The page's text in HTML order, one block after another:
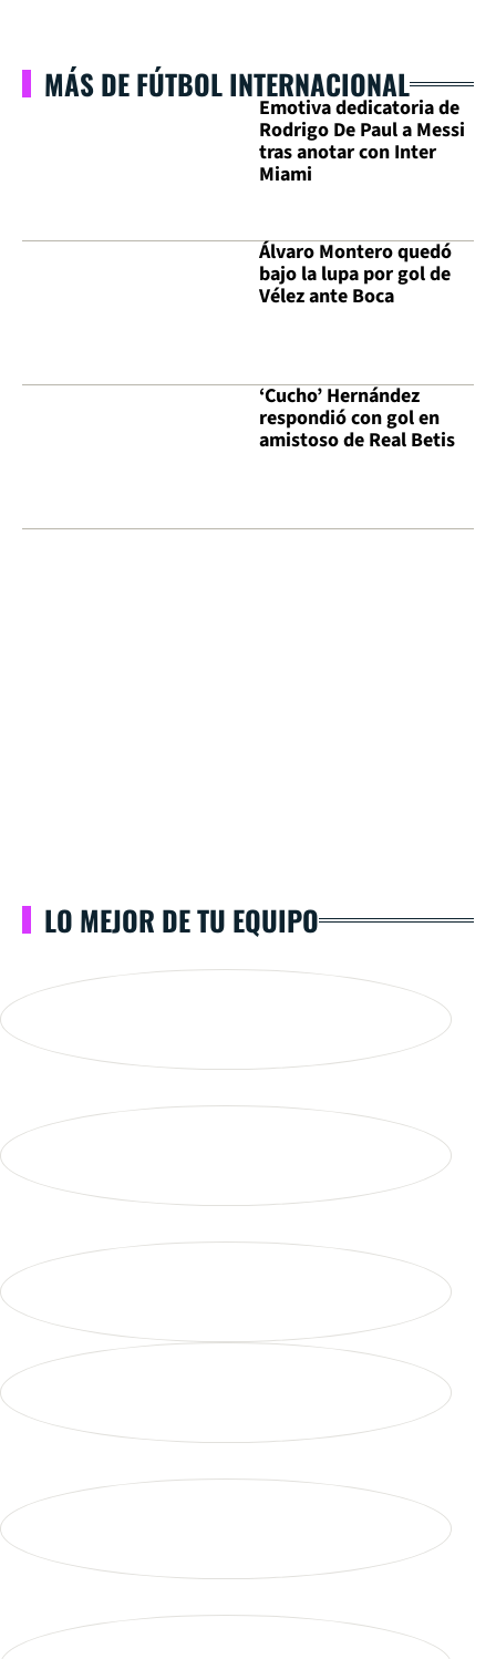
MÁS DE FÚTBOL INTERNACIONAL
Emotiva dedicatoria de
Rodrigo De Paul a Messi
tras anotar con Inter
Miami
Álvaro Montero quedó
bajo la lupa por gol de
Vélez ante Boca
‘Cucho’ Hernández
respondió con gol en
amistoso de Real Betis
LO MEJOR DE TU EQUIPO